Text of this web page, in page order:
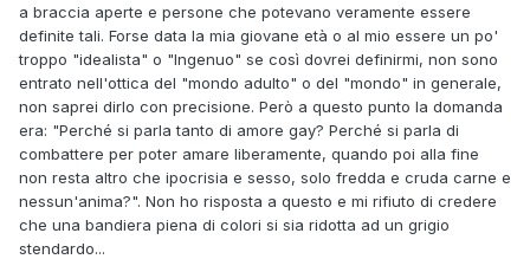
a braccia aperte e persone che potevano veramente essere
definite tali. Forse data la mia giovane età o al mio essere un po'
troppo "idealista" o "Ingenuo" se così dovrei definirmi, non sono
entrato nell'ottica del "mondo adulto" o del "mondo" in generale,
non saprei dirlo con precisione. Però a questo punto la domanda
era: "Perché si parla tanto di amore gay? Perché si parla di
combattere per poter amare liberamente, quando poi alla fine
non resta altro che ipocrisia e sesso, solo fredda e cruda carne e
nessun'anima?". Non ho risposta a questo e mi rifiuto di credere
che una bandiera piena di colori si sia ridotta ad un grigio
stendardo...